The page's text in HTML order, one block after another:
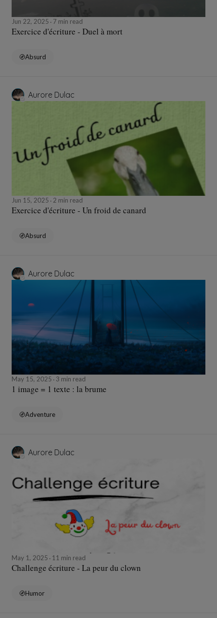
Jun 22, 2025 7 min read
Exercice d'écriture - Duel à mort
Absurd
Aurore Dulac
Jun 15, 2025 2 min read
Exercice d'écriture - Un froid de canard
Absurd
Aurore Dulac
May 15, 2025 3 min read
1 image = 1 texte : la brume
Adventure
Aurore Dulac
May 1, 2025 11 min read
Challenge écriture - La peur du clown
Humor